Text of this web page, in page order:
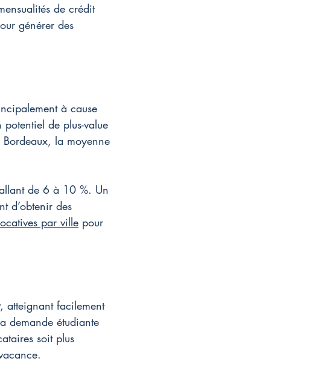
de crédit
générer des
à cause
potentiel de plus-value
Bordeaux, la moyenne
de 6 à 10 %. Un
d’obtenir des
par ville pour
, atteignant facilement
demande étudiante
soit plus